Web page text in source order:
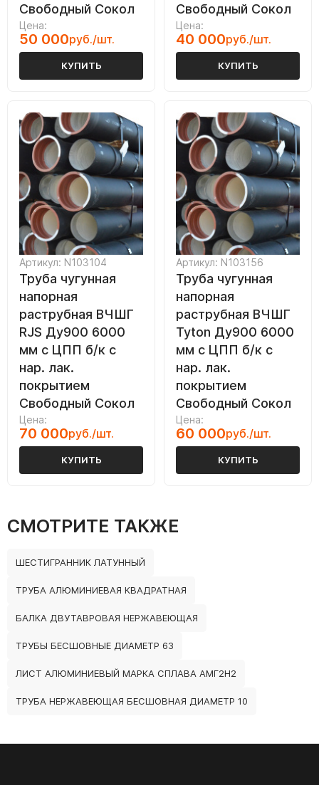
Свободный Сокол
Цена:
50 000руб./шт.
КУПИТЬ
Свободный Сокол
Цена:
40 000руб./шт.
КУПИТЬ
Артикул: N103104
Труба чугунная
напорная
раструбная ВЧШГ
RJS Ду900 6000
мм с ЦПП б/к с
нар. лак.
покрытием
Свободный Сокол
Цена:
70 000руб./шт.
КУПИТЬ
Артикул: N103156
Труба чугунная
напорная
раструбная ВЧШГ
Tyton Ду900 6000
мм с ЦПП б/к с
нар. лак.
покрытием
Свободный Сокол
Цена:
60 000руб./шт.
КУПИТЬ
СМОТРИТЕ ТАКЖЕ
ШЕСТИГРАННИК ЛАТУННЫЙ
ТРУБА АЛЮМИНИЕВАЯ КВАДРАТНАЯ
БАЛКА ДВУТАВРОВАЯ НЕРЖАВЕЮЩАЯ
ТРУБЫ БЕСШОВНЫЕ ДИАМЕТР 63
ЛИСТ АЛЮМИНИЕВЫЙ МАРКА СПЛАВА АМГ2Н2
ТРУБА НЕРЖАВЕЮЩАЯ БЕСШОВНАЯ ДИАМЕТР 10